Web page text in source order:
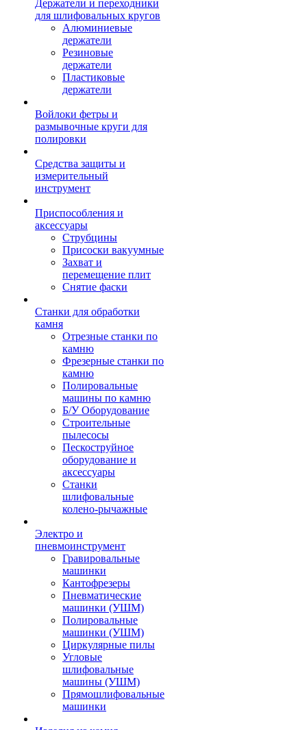
Держатели и переходники
для шлифовальных кругов
Алюминиевые
держатели
Резиновые
держатели
Пластиковые
держатели
Войлоки фетры и
размывочные круги для
полировки
Средства защиты и
измерительный
инструмент
Приспособления и
аксессуары
Струбцины
Присоски вакуумные
Захват и
перемещение плит
Снятие фаски
Станки для обработки
камня
Отрезные станки по
камню
Фрезерные станки по
камню
Полировальные
машины по камню
Б/У Оборудование
Строительные
пылесосы
Пескоструйное
оборудование и
аксессуары
Станки
шлифовальные
колено-рычажные
Электро и
пневмоинструмент
Гравировальные
машинки
Кантофрезеры
Пневматические
машинки (УШМ)
Полировальные
машинки (УШМ)
Циркулярные пилы
Угловые
шлифовальные
машины (УШМ)
Прямошлифовальные
машинки